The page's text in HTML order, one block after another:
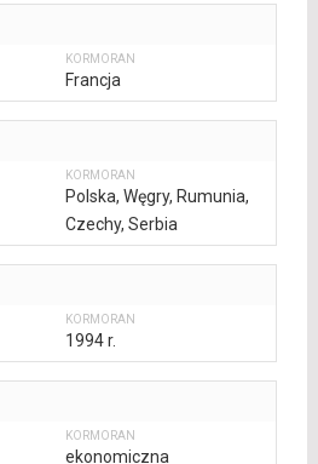
Francja
Polska, Węgry, Rumunia,
Czechy, Serbia
1994 r.
ekonomiczna